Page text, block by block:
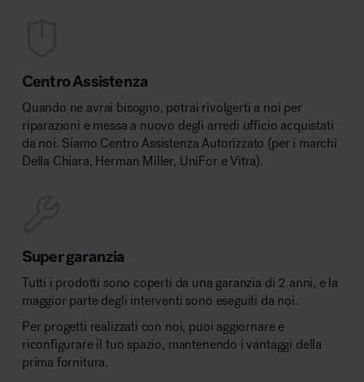
Centro Assistenza
Quando ne avrai bisogno, potrai rivolgerti a noi per
riparazioni e messa a nuovo degli arredi ufficio acquistati
da noi. Siamo Centro Assistenza Autorizzato (per i marchi
Della Chiara, Herman Miller, UniFor e Vitra).
Super garanzia
Tutti i prodotti sono coperti da una garanzia di 2 anni, e la
maggior parte degli interventi sono eseguiti da noi.
Per progetti realizzati con noi, puoi aggiornare e
riconfigurare il tuo spazio, mantenendo i vantaggi della
prima fornitura.